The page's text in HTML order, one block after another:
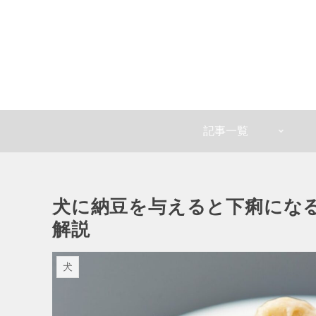
記事一覧
犬に納豆を与えると下痢にな
解説
犬